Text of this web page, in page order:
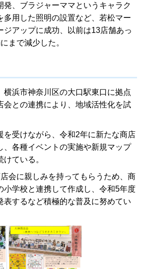
発、ブラジャーママというキャラク
多用した照明の設置など、若松マー
ジアップに成功、以前は13店舗あっ
まで減少した。
横浜市神奈川区の大口駅東口に拠点
会との連携により、地域活性化を試
を受けながら、令和2年に新たな商店
、各種イベントの実施や新規マップ
ている。
会に親しみを持ってもらうため、商
小学校と連携して作成し、令和5年度
表するなど積極的な普及に努めてい